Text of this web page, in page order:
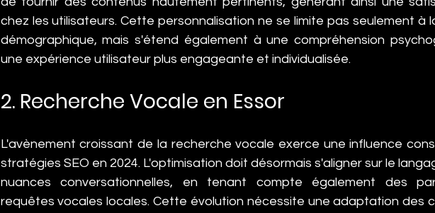
chez les utilisateurs. Cette personnalisation ne se limite pas seulement à
démographique, mais s'étend également à une compréhension
une expérience utilisateur plus engageante et individualisée.
2. Recherche Vocale en Essor
L'avènement croissant de la recherche vocale exerce une influence
stratégies SEO en 2024. L'optimisation doit désormais s'aligner sur le
nuances conversationnelles, en tenant compte également des
requêtes vocales locales. Cette évolution nécessite une adaptation des